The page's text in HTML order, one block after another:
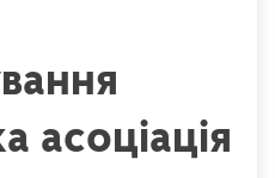
асоціація